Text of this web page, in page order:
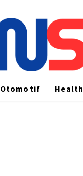
Otomotif Health